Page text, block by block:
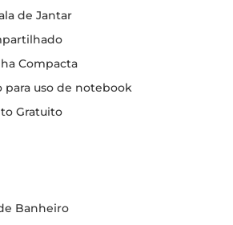
de Jantar
Compacta
para uso de notebook
Gratuito
Banheiro